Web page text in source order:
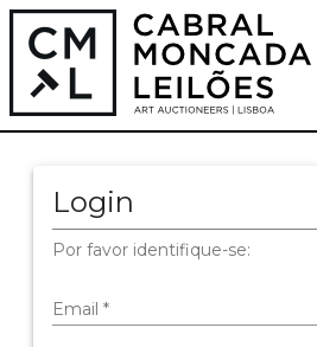
Login
Por favor identifique-se:
Email *